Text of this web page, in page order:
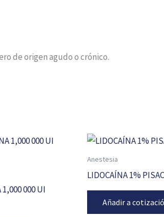
de origen agudo o crónico.
000 UI
Anestesia
LIDOCAÍNA 1%
Añadir a